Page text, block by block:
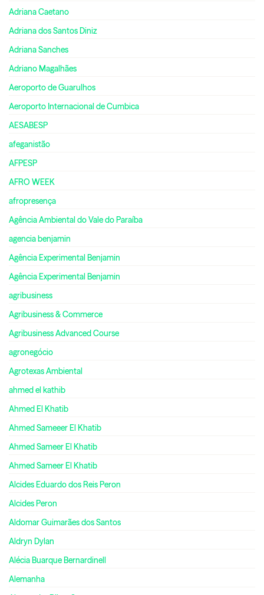
Adriana Caetano
Adriana dos Santos Diniz
Adriana Sanches
Adriano Magalhães
Aeroporto de Guarulhos
Aeroporto Internacional de Cumbica
AESABESP
afeganistão
AFPESP
AFRO WEEK
afropresença
Agência Ambiental do Vale do Paraíba
agencia benjamin
Agência Experimental Benjamin
Agência Experimental Benjamin
agribusiness
Agribusiness & Commerce
Agribusiness Advanced Course
agronegócio
Agrotexas Ambiental
ahmed el kathib
Ahmed El Khatib
Ahmed Sameeer El Khatib
Ahmed Sameer El Khatib
Ahmed Sameer El Khatib
Alcides Eduardo dos Reis Peron
Alcides Peron
Aldomar Guimarães dos Santos
Aldryn Dylan
Alécia Buarque Bernardinell
Alemanha